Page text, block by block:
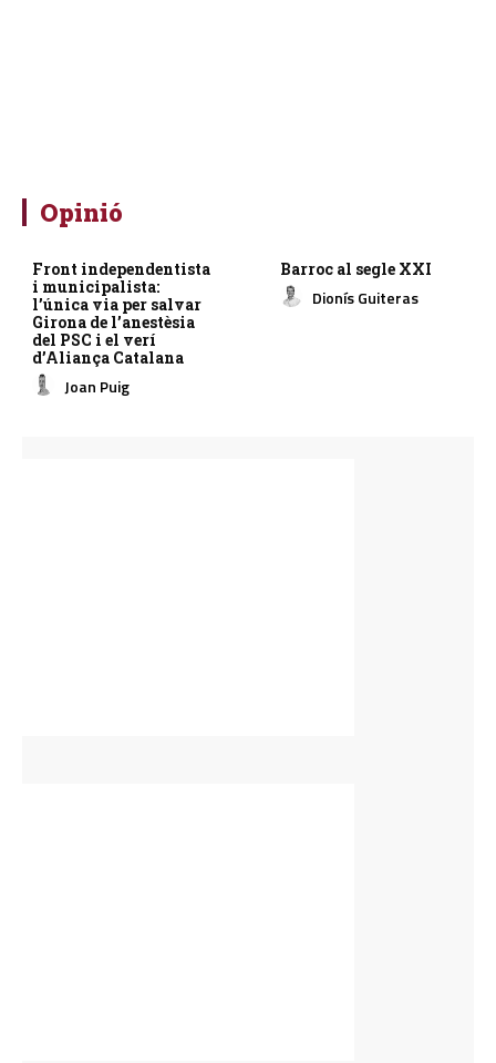
Opinió
Front independentista
i municipalista:
l’única via per salvar
Girona de l’anestèsia
del PSC i el verí
d’Aliança Catalana
Joan Puig
Barroc al segle XXI
Dionís Guiteras